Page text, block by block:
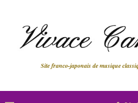
Site franco-japonais de musique